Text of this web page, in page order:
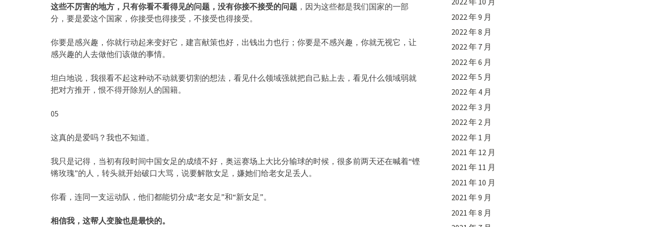
这些不厉害的地方，只有你看不看得见的问题，没有你接不接受的问题 ，因为这些都是我们国家的一部
分，要是爱这个国家，你接受也得接受，不接受也得接受。
你要是感兴趣，你就行动起来变好它，建言献策也好，出钱出力也行；你要是不感兴趣，你就无视它，让
感兴趣的人去做他们该做的事情。
坦白地说，我很看不起这种动不动就要切割的想法，看见什么领域强就把自己贴上去，看见什么领域弱就
把对方推开，恨不得开除别人的国籍。
05
这真的是爱吗？我也不知道。
我只是记得，当初有段时间中国女足的成绩不好，奥运赛场上大比分输球的时候，很多前两天还在喊着“铿
锵玫瑰”的人，转头就开始破口大骂，说要解散女足，嫌她们给老女足丢人。
你看，连同一支运动队，他们都能切分成“老女足”和“新女足”。
相信我，这帮人变脸也是最快的。
2022 年 9 月
2022 年 8 月
2022 年 7 月
2022 年 6 月
2022 年 5 月
2022 年 4 月
2022 年 3 月
2022 年 2 月
2022 年 1 月
2021 年 12 月
2021 年 11 月
2021 年 10 月
2021 年 9 月
2021 年 8 月